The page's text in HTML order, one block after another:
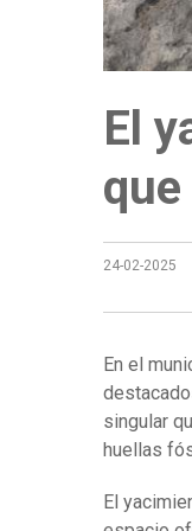
El
24-02-2025
En el
singular
huellas
El